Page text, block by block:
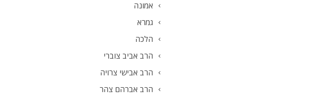
אמונה
גמרא
הלכה
הרב אביב צוברי
הרב אבישי צרויה
הרב אברהם צהר